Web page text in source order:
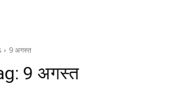
9 अगस्त
9 अगस्त